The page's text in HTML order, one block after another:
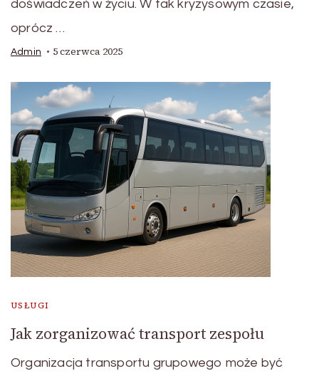
doświadczeń w życiu. W tak kryzysowym czasie,
oprócz …
Admin 5 czerwca 2025
USŁUGI
Jak zorganizować transport zespołu
Organizacja transportu grupowego może być